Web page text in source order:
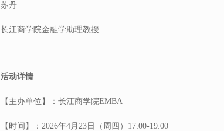
苏丹
长江商学院金融学助理教授
活动详情
【主办单位】：长江商学院EMBA
【时间】：2026年4月23日（周四）17:00-19:00